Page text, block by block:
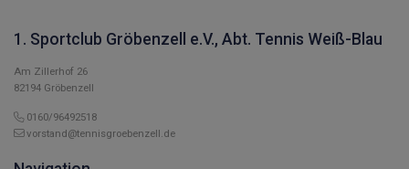
1. Sportclub Gröbenzell e.V., Abt. Tennis Weiß-Blau
Am Zillerhof 26
82194 Gröbenzell
0160/96492518
vorstand@tennisgroebenzell.de